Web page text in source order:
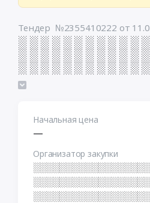
Тендер №2355410222 от
░ ░ ░ ░ ░ ░ ░ ░ ░ ░ ░
░ ░ ░ ░ ░ ░ ░ ░ ░ ░ ░
░ ░ ░ ░ ░ ░ ░ ░ ░ ░ ░
░ ░ ░ ░ ░ ░ ░ ░ ░ ░ ░
Начальная цена
—
Организатор закупки